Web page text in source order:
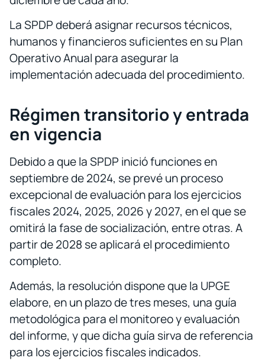
La SPDP deberá asignar recursos técnicos,
humanos y financieros suficientes en su Plan
Operativo Anual para asegurar la
implementación adecuada del procedimiento.
Régimen transitorio y entrada
en vigencia
Debido a que la SPDP inició funciones en
septiembre de 2024, se prevé un proceso
excepcional de evaluación para los ejercicios
fiscales 2024, 2025, 2026 y 2027, en el que se
omitirá la fase de socialización, entre otras. A
partir de 2028 se aplicará el procedimiento
completo.
Además, la resolución dispone que la UPGE
elabore, en un plazo de tres meses, una guía
metodológica para el monitoreo y evaluación
del informe, y que dicha guía sirva de referencia
para los ejercicios fiscales indicados.